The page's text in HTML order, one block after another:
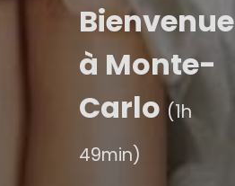
Bienvenue
à Monte-
Carlo (1h
49min)